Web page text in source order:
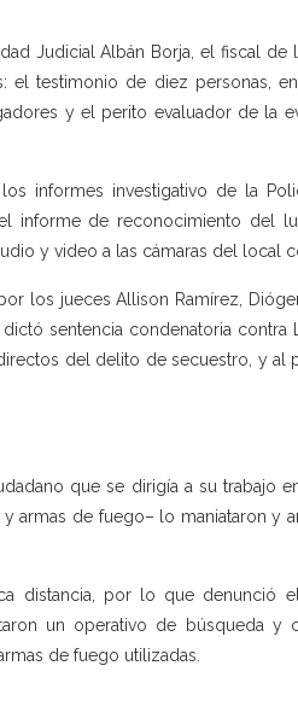
Judicial Albán Borja, el fiscal de
el testimonio de diez personas,
y el perito evaluador de la
informes investigativo de la
informe de reconocimiento del
y video a las cámaras del local
los jueces Allison Ramírez,
sentencia condenatoria contra
del delito de secuestro, y al
que se dirigía a su trabajo
armas de fuego– lo maniataron y
distancia, por lo que denunció
un operativo de búsqueda y
de fuego utilizadas.